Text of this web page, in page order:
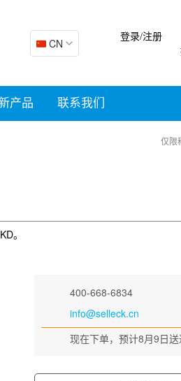
🇨🇳 CN 登录/注册
产品 联系我们
仅限
。
400-668-6834
info@selleck.cn
现在下单，预计8月9日